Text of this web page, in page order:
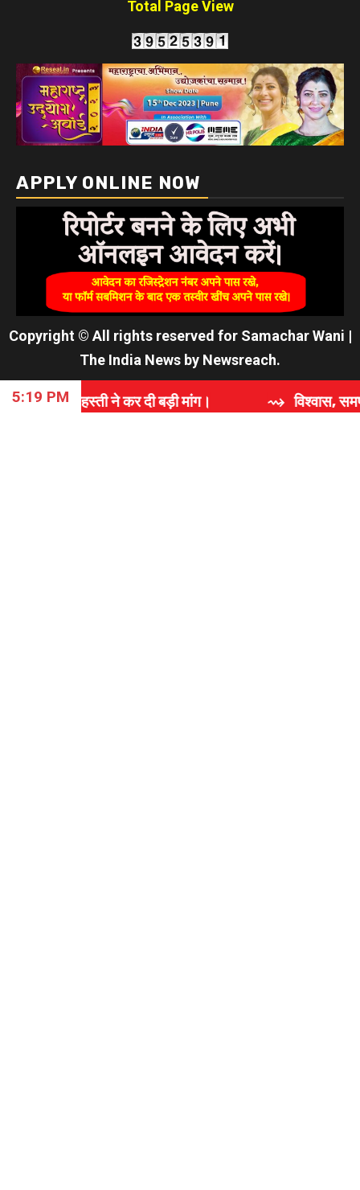
Total Page View
APPLY ONLINE NOW
Copyright © All rights reserved for Samachar Wani |
The India News by Newsreach.
5:19 PM
ने कर दी बड़ी मांग। ⇝ विश्वास, समर्पण और